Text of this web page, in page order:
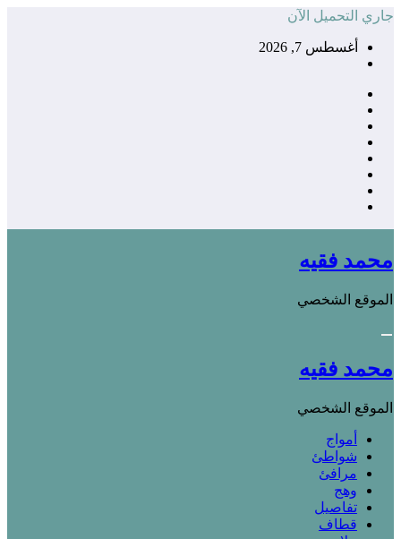
التجاوز
المحتوى
جاري التحميل الآن
أغسطس 7, 2026
محمد فقيه
الموقع الشخصي
محمد فقيه
الموقع الشخصي
أمواج
شواطئ
مرافئ
وهج
تفاصيل
قطاف